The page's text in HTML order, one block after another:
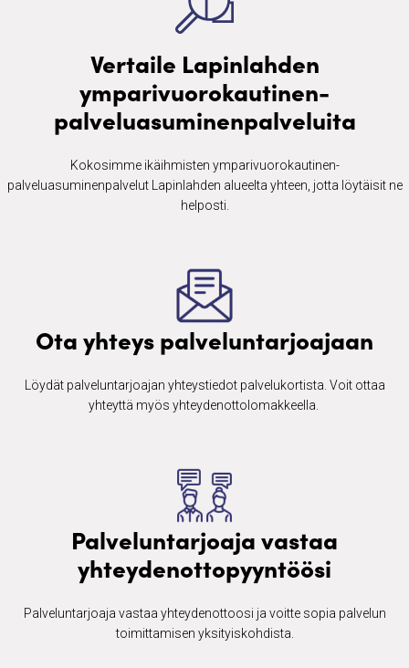
Vertaile Lapinlahden
ymparivuorokautinen-
palveluasuminenpalveluita
Kokosimme ikäihmisten ​ymparivuorokautinen-
palveluasuminenpalvelut Lapinlahden alueelta yhteen, jotta löytäisit ne
helposti.
Ota yhteys palveluntarjoajaan
Löydät palveluntarjoajan yhteystiedot palvelukortista. Voit ottaa
yhteyttä myös yhteydenottolomakkeella. ​
Palveluntarjoaja vastaa
yhteydenottopyyntöösi
Palveluntarjoaja vastaa yhteydenottoosi ja voitte sopia palvelun
toimittamisen yksityiskohdista.